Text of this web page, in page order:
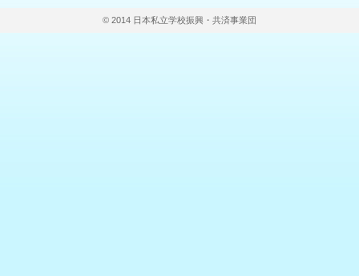
© 2014 日本私立学校振興・共済事業団